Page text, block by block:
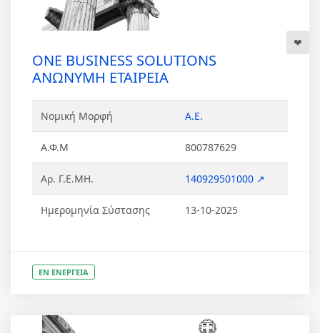
ONE BUSINESS SOLUTIONS
ΑΝΩΝΥΜΗ ΕΤΑΙΡΕΙΑ
Νομική Μορφή Α.Ε.
Α.Φ.Μ 800787629
Αρ. Γ.Ε.ΜΗ. 140929501000 ↗
Ημερομηνία Σύστασης 13-10-2025
ΕΝ ΕΝΕΡΓΕΙΑ